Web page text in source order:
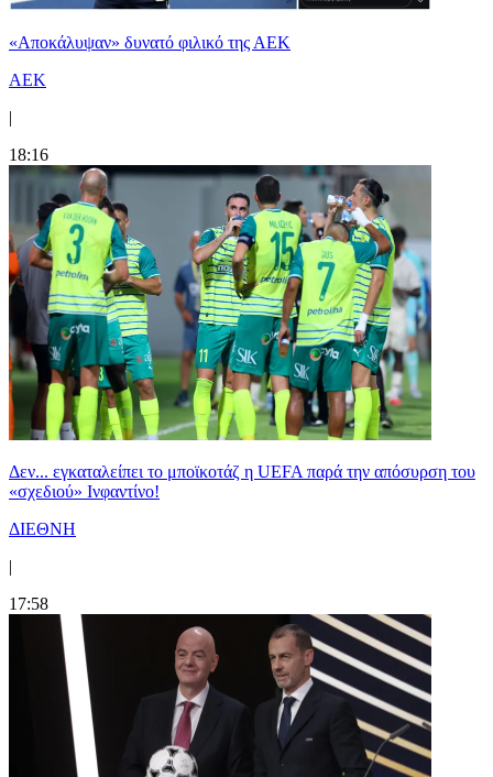
«Αποκάλυψαν» δυνατό φιλικό της ΑΕΚ
ΑΕΚ
|
18:16
Δεν... εγκαταλείπει το μποϊκοτάζ η UEFA παρά την απόσυρση του
«σχεδιού» Ινφαντίνο!
ΔΙΕΘΝΗ
|
17:58